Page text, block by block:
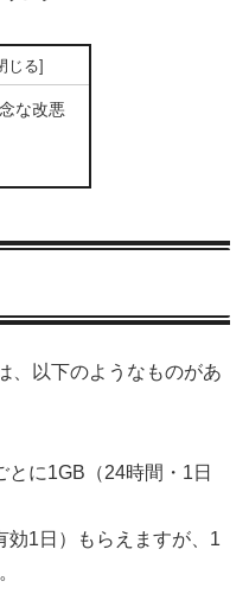
な改悪
、以下のようなものがあ
に1GB（24時間・1日
効1日）もらえますが、1